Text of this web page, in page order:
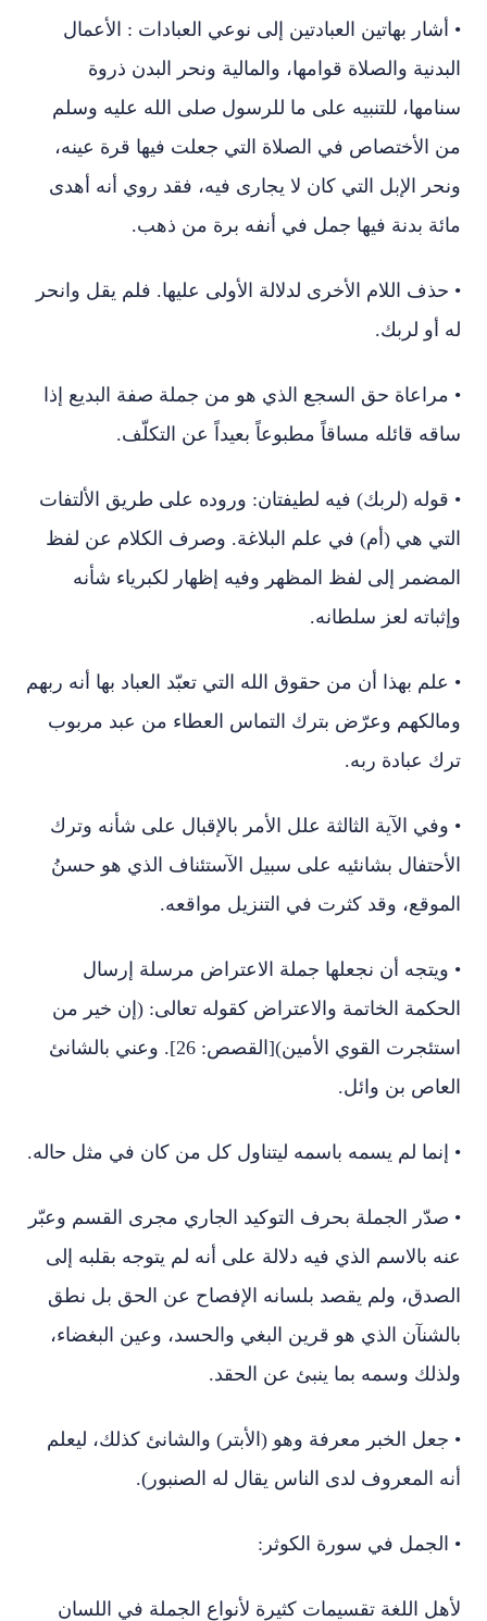
• أشار بهاتين العبادتين إلى نوعي العبادات : الأعمال
البدنية والصلاة قوامها، والمالية ونحر البدن ذروة
سنامها، للتنبيه على ما للرسول صلى الله عليه وسلم
من الأختصاص في الصلاة التي جعلت فيها قرة عينه،
ونحر الإبل التي كان لا يجارى فيه، فقد روي أنه أهدى
مائة بدنة فيها جمل في أنفه برة من ذهب.
• حذف اللام الأخرى لدلالة الأولى عليها. فلم يقل وانحر
له أو لربك.
• مراعاة حق السجع الذي هو من جملة صفة البديع إذا
ساقه قائله مساقاً مطبوعاً بعيداً عن التكلّف.
• قوله (لربك) فيه لطيفتان: وروده على طريق الألتفات
التي هي (أم) في علم البلاغة. وصرف الكلام عن لفظ
المضمر إلى لفظ المظهر وفيه إظهار لكبرياء شأنه
وإثباته لعز سلطانه.
• علم بهذا أن من حقوق الله التي تعبّد العباد بها أنه ربهم
ومالكهم وعرّض بترك التماس العطاء من عبد مربوب
ترك عبادة ربه.
• وفي الآية الثالثة علل الأمر بالإقبال على شأنه وترك
الأحتفال بشانئيه على سبيل الآستئناف الذي هو حسنُ
الموقع، وقد كثرت في التنزيل مواقعه.
• ويتجه أن نجعلها جملة الاعتراض مرسلة إرسال
الحكمة الخاتمة والاعتراض كقوله تعالى: (إن خير من
استئجرت القوي الأمين)[القصص: 26]. وعني بالشانئ
العاص بن وائل.
• إنما لم يسمه باسمه ليتناول كل من كان في مثل حاله.
• صدّر الجملة بحرف التوكيد الجاري مجرى القسم وعبّر
عنه بالاسم الذي فيه دلالة على أنه لم يتوجه بقلبه إلى
الصدق، ولم يقصد بلسانه الإفصاح عن الحق بل نطق
بالشنآن الذي هو قرين البغي والحسد، وعين البغضاء،
ولذلك وسمه بما ينبئ عن الحقد.
• جعل الخبر معرفة وهو (الأبتر) والشانئ كذلك، ليعلم
أنه المعروف لدى الناس يقال له الصنبور).
• الجمل في سورة الكوثر:
لأهل اللغة تقسيمات كثيرة لأنواع الجملة في اللسان